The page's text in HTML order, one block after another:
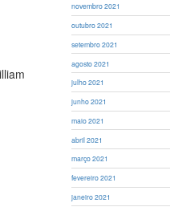
novembro 2021
outubro 2021
setembro 2021
agosto 2021
julho 2021
junho 2021
maio 2021
abril 2021
março 2021
fevereiro 2021
janeiro 2021